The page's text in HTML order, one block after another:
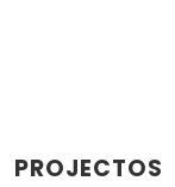
PROJECTOS